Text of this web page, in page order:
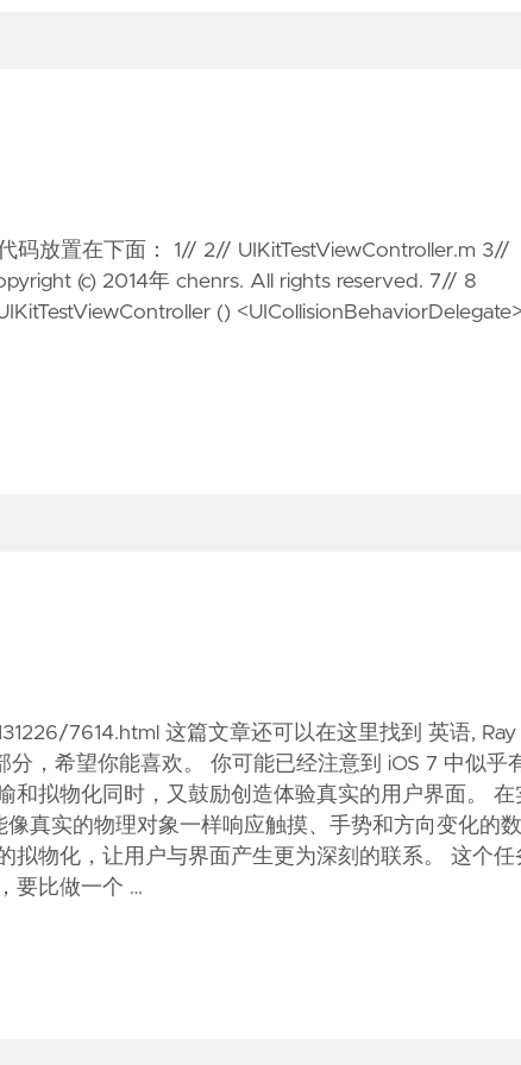
码放置在下面： 1// 2// UIKitTestViewController.m 3//
(c) 2014年 chenrs. All rights reserved. 7// 8
()
7614.html 这篇文章还可以在这里找到 英语, Ray
，希望你能喜欢。 你可能已经注意到 iOS 7 中似乎
和拟物化同时，又鼓励创造体验真实的用户界面。 在
真实的物理对象一样响应触摸、手势和方向变化的
拟物化，让用户与界面产生更为深刻的联系。 这个任
要比做一个 …